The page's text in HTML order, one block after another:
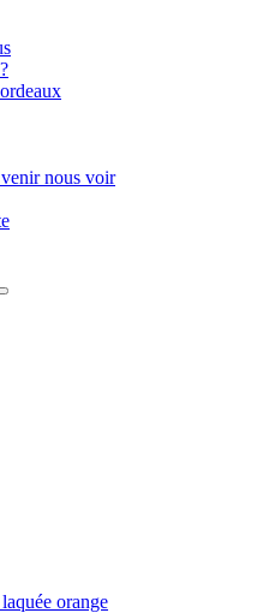
nous voir
orange